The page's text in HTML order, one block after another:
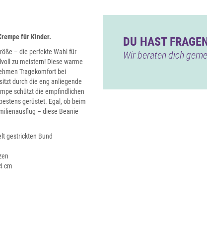
für Kinder.
– die perfekte Wahl für
zu meistern! Diese warme
Tragekomfort bei
durch die eng anliegende
schützt die empfindlichen
gerüstet. Egal, ob beim
– diese Beanie
gestrickten Bund
cm
DU HAST
Wir beraten dich